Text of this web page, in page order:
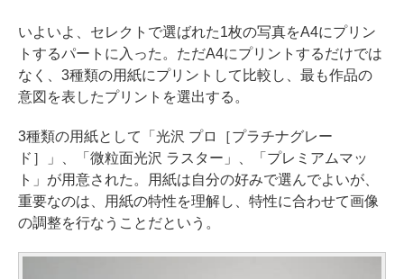
いよいよ、セレクトで選ばれた1枚の写真をA4にプリン
トするパートに入った。ただA4にプリントするだけでは
なく、3種類の用紙にプリントして比較し、最も作品の
意図を表したプリントを選出する。
3種類の用紙として「光沢 プロ［プラチナグレー
ド］」、「微粒面光沢 ラスター」、「プレミアムマッ
ト」が用意された。用紙は自分の好みで選んでよいが、
重要なのは、用紙の特性を理解し、特性に合わせて画像
の調整を行なうことだという。